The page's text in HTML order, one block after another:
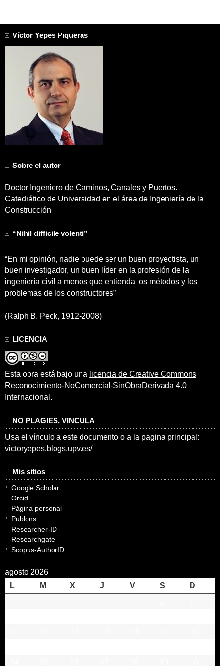
Víctor Yepes Piqueras
Sobre el autor
Doctor Ingeniero de Caminos, Canales y Puertos.
Catedrático de Universidad en el área de Ingeniería de la
Construcción
“Nihil difficile volenti”
“En mi opinión, nadie puede ser un buen proyectista, un
buen investigador, un buen líder en la profesión de la
ingeniería civil a menos que entienda los métodos y los
problemas de los constructores”
(Ralph B. Peck, 1912-2008)
LICENCIA
Esta obra está bajo una licencia de Creative Commons
Reconocimiento-NoComercial-SinObraDerivada 4.0
Internacional .
NO PLAGIES, VINCULA
Usa el vínculo a este documento o a la pagina principal:
victoryepes.blogs.upv.es/
Mis sitios
Google Scholar
Orcid
Página personal
Publons
Researcher-ID
Researchgate
Scopus-AuthorID
agosto 2026
L
M X J V S
D